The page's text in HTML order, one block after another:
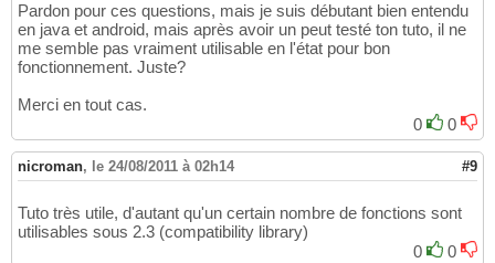
Pardon pour ces questions, mais je suis débutant bien entendu
en java et android, mais après avoir un peut testé ton tuto, il ne
me semble pas vraiment utilisable en l'état pour bon
fonctionnement. Juste?
Merci en tout cas.
0
0
nicroman, le 24/08/2011 à 02h14 #9
Tuto très utile, d'autant qu'un certain nombre de fonctions sont
utilisables sous 2.3 (compatibility library)
0
0